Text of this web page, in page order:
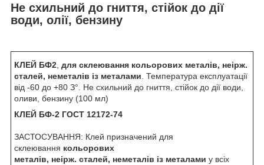
Не схильний до гниття, стійок до дії
води, олії, бензину
КЛЕЙ БФ2 для склеювання кольорових металів, неірж.
сталей, неметалів із металами . Температура експлуатації
від -60 до +80 З°. Не схильний до гниття, стійок до дії води,
оливи, бензину (100 мл)
КЛЕЙ БФ-2 ГОСТ 12172-74
ЗАСТОСУВАННЯ: Клей призначений для
склеювання кольорових
металів, неірж. сталей, неметалів із металами у всіх